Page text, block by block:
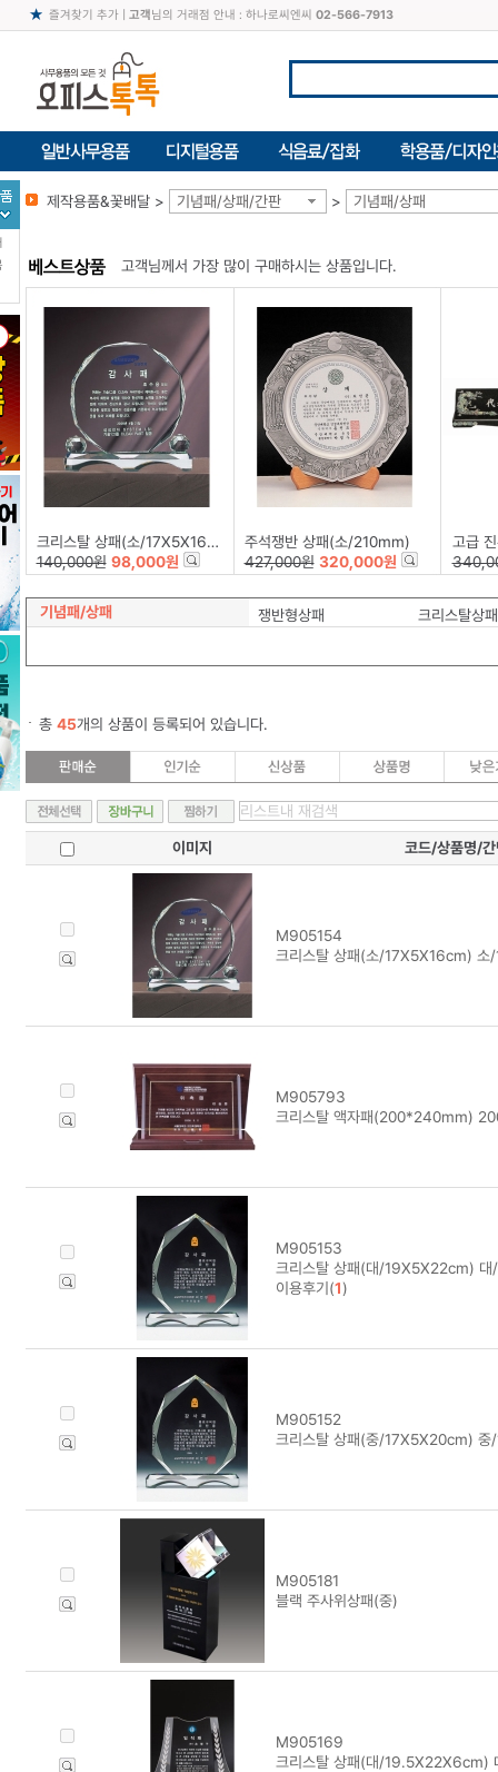
즐겨찾기 추가| 고객님의 거래점 안내 : 하나로씨엔씨 02-566-7913
제작용품&꽃배달 > 기념패/상패/간판 > 기념패/상패
고객님께서 가장 많이 구매하시는 상품입니다.
크리스탈 상패(소/17X5X16cm)
140,000원 98,000원
주석쟁반 상패(소/210mm)
427,000원 320,000원
고급
기념패/상패 쟁반형상패 크리스탈상패
총 45개의 상품이 등록되어 있습니다.
이미지 코드/상품명/간
M905154
크리스탈 상패(소/17X5X16cm)
M905793
크리스탈 액자패(200*240mm)
M905153
크리스탈 상패(대/19X5X22cm)
이용후기(1)
M905152
크리스탈 상패(중/17X5X20cm)
M905181
블랙 주사위상패(중)
M905169
크리스탈 상패(대/